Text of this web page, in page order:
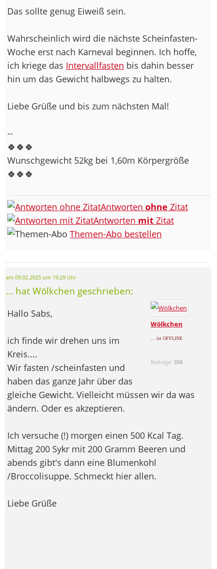
Das sollte genug Eiweiß sein.
Wahrscheinlich wird die nächste Scheinfasten-
Woche erst nach Karneval beginnen. Ich hoffe,
ich kriege das Intervallfasten bis dahin besser
hin um das Gewicht halbwegs zu halten.
Liebe Grüße und bis zum nächsten Mal!
--
🍀🍀🍀
Wunschgewicht 52kg bei 1,60m Körpergröße
🍀🍀🍀
Antworten ohne Zitat
Antworten mit Zitat
Themen-Abo bestellen
am 09.02.2025 um 19:29 Uhr
... hat Wölkchen geschrieben:
Wölkchen
... ist OFFLINE
Beiträge:358
Hallo Sabs,
ich finde wir drehen uns im
Kreis....
Wir fasten /scheinfasten und
haben das ganze Jahr über das
gleiche Gewicht. Vielleicht müssen wir da was
ändern. Oder es akzeptieren.
Ich versuche (!) morgen einen 500 Kcal Tag.
Mittag 200 Sykr mit 200 Gramm Beeren und
abends gibt's dann eine Blumenkohl
/Broccolisuppe. Schmeckt hier allen.
Liebe Grüße